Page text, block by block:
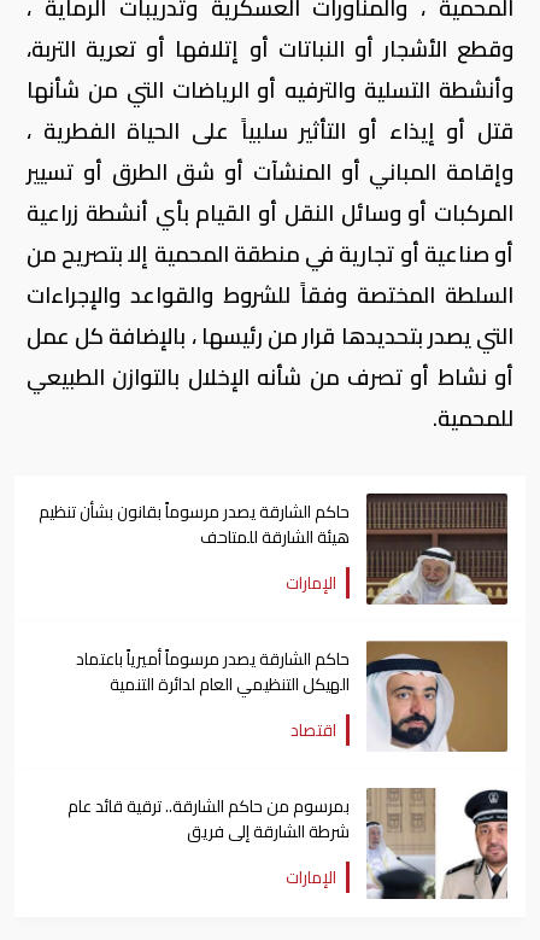
المحمية ، والمناورات العسكرية وتدريبات الرماية ،
وقطع الأشجار أو النباتات أو إتلافها أو تعرية التربة،
وأنشطة التسلية والترفيه أو الرياضات التي من شأنها
قتل أو إيذاء أو التأثير سلبياً على الحياة الفطرية ،
وإقامة المباني أو المنشآت أو شق الطرق أو تسيير
المركبات أو وسائل النقل أو القيام بأي أنشطة زراعية
أو صناعية أو تجارية في منطقة المحمية إلا بتصريح من
السلطة المختصة وفقاً للشروط والقواعد والإجراءات
التي يصدر بتحديدها قرار من رئيسها ، بالإضافة كل عمل
أو نشاط أو تصرف من شأنه الإخلال بالتوازن الطبيعي
للمحمية.
حاكم الشارقة يصدر مرسوماً بقانون بشأن تنظيم
هيئة الشارقة للمتاحف
الإمارات
حاكم الشارقة يصدر مرسوماً أميرياً باعتماد
الهيكل التنظيمي العام لدائرة التنمية
الاقتصادية
اقتصاد
بمرسوم من حاكم الشارقة.. ترقية قائد عام
شرطة الشارقة إلى فريق
الإمارات